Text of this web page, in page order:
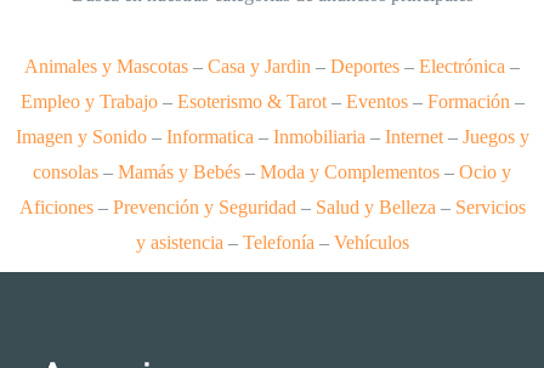
Animales y Mascotas – Casa y Jardin – Deportes – Electrónica –
Empleo y Trabajo– Esoterismo & Tarot– Eventos– Formación –
Imagen y Sonido– Informatica – Inmobiliaria – Internet– Juegos y
consolas – Mamás y Bebés – Moda y Complementos – Ocio y
Aficiones– Prevención y Seguridad – Salud y Belleza – Servicios
y asistencia – Telefonía – Vehículos